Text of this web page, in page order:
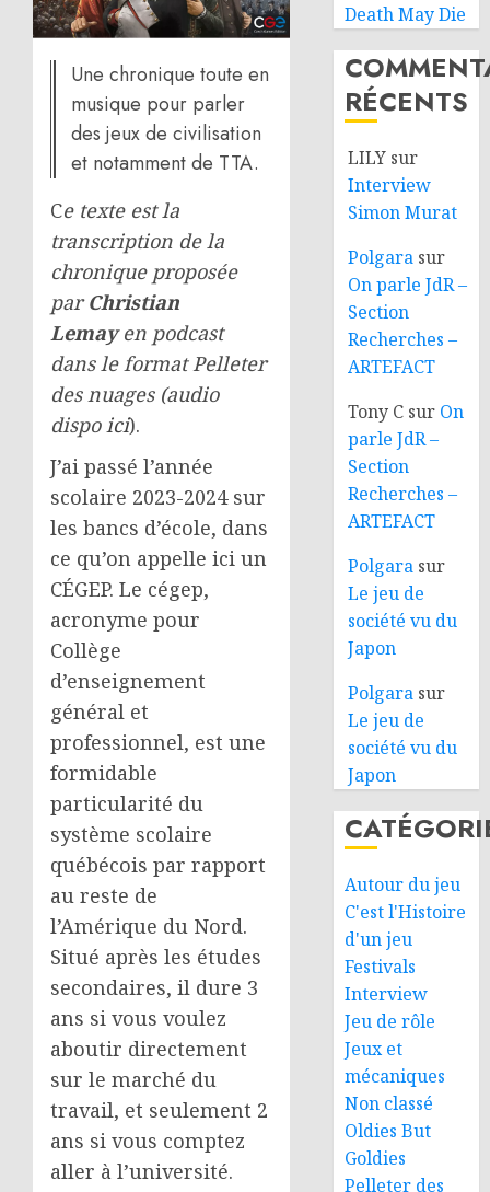
Une chronique toute en
musique pour parler
des jeux de civilisation
et notamment de TTA.
Ce texte est la
transcription de la
chronique proposée
parChristian
Lemayen podcast
dans le format Pelleter
des nuages (audio
dispo ici).
J’ai passé l’année
scolaire 2023-2024 sur
les bancs d’école, dans
ce qu’on appelle ici un
CÉGEP. Le cégep,
acronyme pour
Collège
d’enseignement
général et
professionnel, est une
formidable
particularité du
système scolaire
québécois par rapport
au reste de
l’Amérique du Nord.
Situé après les études
secondaires, il dure 3
ans si vous voulez
aboutir directement
sur le marché du
travail, et seulement 2
ans si vous comptez
aller à l’université.
Death May Die
RÉCENTS
LILY sur
Interview
Simon Murat
Polgara sur
On parle JdR –
Section
Recherches –
ARTEFACT
Tony C sur On
parle JdR –
Section
Recherches –
ARTEFACT
Polgara sur
Le jeu de
société vu du
Japon
Polgara sur
Le jeu de
société vu du
Japon
Autour du jeu
C'est l'Histoire
d'un jeu
Festivals
Interview
Jeu de rôle
Jeux et
mécaniques
Non classé
Oldies But
Goldies
Pelleter des